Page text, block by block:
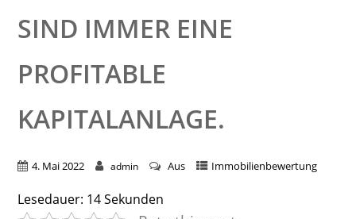
SIND IMMER EINE
PROFITABLE
KAPITALANLAGE.
4. Mai 2022 admin Aus Immobilienbewertung
Lesedauer: 14Sekunden